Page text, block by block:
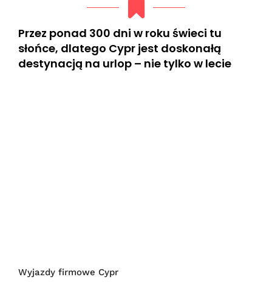
Przez ponad 300 dni w roku świeci tu
słońce, dlatego Cypr jest doskonałą
destynacją na urlop – nie tylko w lecie
Wyjazdy firmowe Cypr